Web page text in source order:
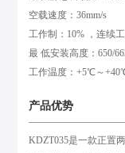
空载速度：36mm/s
工作制：10% ，连续
最 低安装高度：650/
工作温度：+5℃～
产品优势
KDZT035是一款正置